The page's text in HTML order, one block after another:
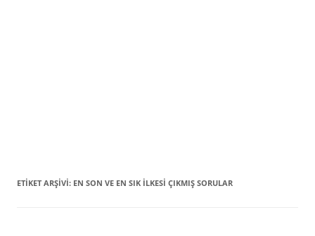
ETIKET ARŞIVI: EN SON VE EN SIK İLKESİ ÇIKMIŞ SORULAR